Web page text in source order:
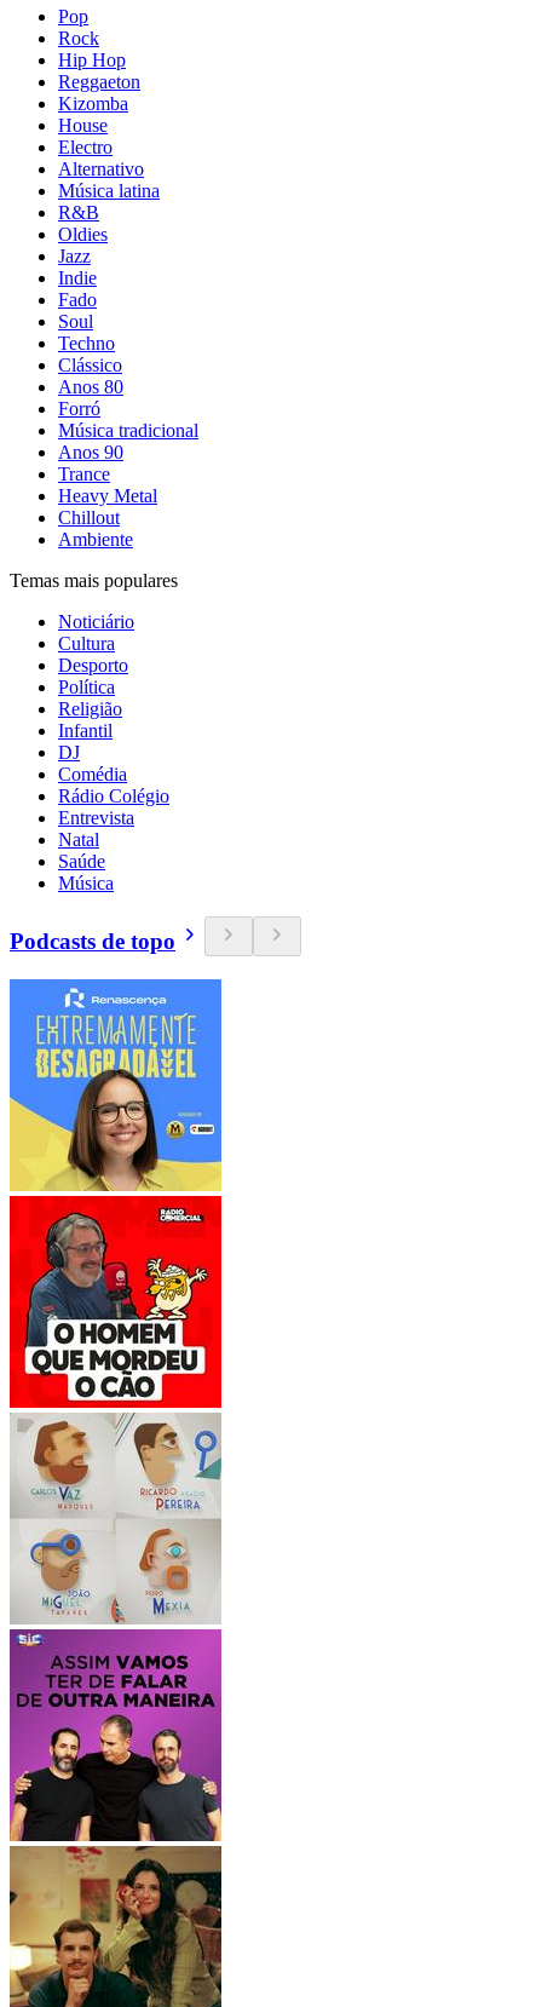
Pop
Rock
Hip Hop
Reggaeton
Kizomba
House
Electro
Alternativo
Música latina
R&B
Oldies
Jazz
Indie
Fado
Soul
Techno
Clássico
Anos 80
Forró
Música tradicional
Anos 90
Trance
Heavy Metal
Chillout
Ambiente
Temas mais populares
Noticiário
Cultura
Desporto
Política
Religião
Infantil
DJ
Comédia
Rádio Colégio
Entrevista
Natal
Saúde
Música
Podcasts de topo